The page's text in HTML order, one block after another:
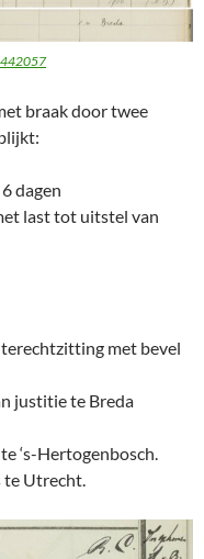
braak door twee
dagen
last tot uitstel van
met bevel
justitie te Breda
‘s-Hertogenbosch.
te Utrecht.